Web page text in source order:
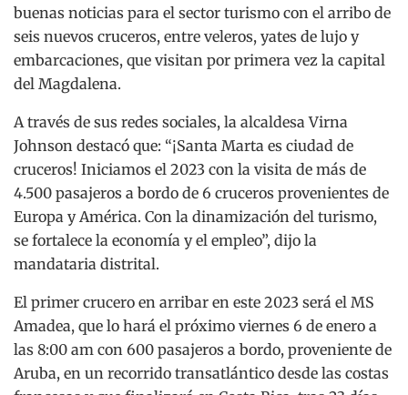
buenas noticias para el sector turismo con el arribo de
seis nuevos cruceros, entre veleros, yates de lujo y
embarcaciones, que visitan por primera vez la capital
del Magdalena.
A través de sus redes sociales, la alcaldesa Virna
Johnson destacó que: “¡Santa Marta es ciudad de
cruceros! Iniciamos el 2023 con la visita de más de
4.500 pasajeros a bordo de 6 cruceros provenientes de
Europa y América. Con la dinamización del turismo,
se fortalece la economía y el empleo”, dijo la
mandataria distrital.
El primer crucero en arribar en este 2023 será el MS
Amadea, que lo hará el próximo viernes 6 de enero a
las 8:00 am con 600 pasajeros a bordo, proveniente de
Aruba, en un recorrido transatlántico desde las costas